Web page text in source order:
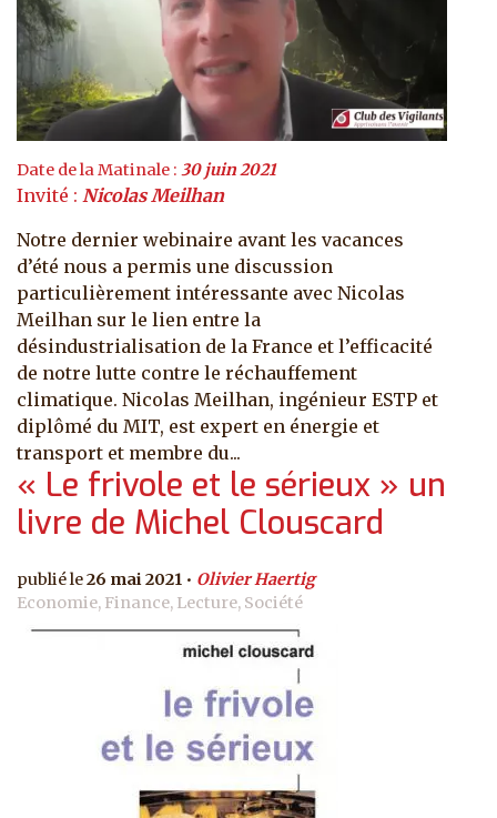
Date de la Matinale : 30 juin 2021
Invité : Nicolas Meilhan
Notre dernier webinaire avant les vacances
d’été nous a permis une discussion
particulièrement intéressante avec Nicolas
Meilhan sur le lien entre la
désindustrialisation de la France et l’efficacité
de notre lutte contre le réchauffement
climatique. Nicolas Meilhan, ingénieur ESTP et
diplômé du MIT, est expert en énergie et
transport et membre du...
« Le frivole et le sérieux » un
livre de Michel Clouscard
26 mai 2021
Olivier Haertig
Economie, Finance, Lecture, Société